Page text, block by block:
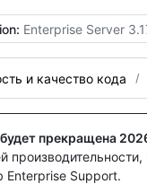
Enterprise Server
и качество кода
прекращена
Enterprise Support.